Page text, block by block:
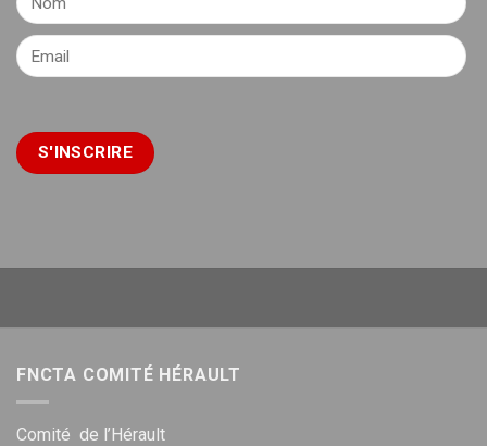
FNCTA COMITÉ HÉRAULT
Comité de l’Hérault